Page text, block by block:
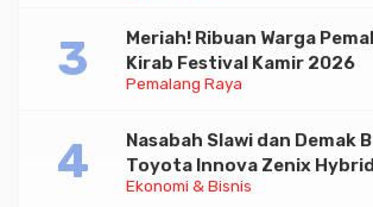
Pemalang Raya
Meriah! Ribuan Warga
Kirab Festival Kamir 2026
Ekonomi & Bisnis
Nasabah Slawi dan Demak
Toyota Innova Zenix
Tabungan Bima Bank Jateng